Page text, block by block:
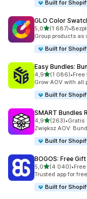
Built for
GLO Color
5,0na 5 gwiazdek
(1 687)
Łączna liczba
•
Group products
Built for
Easy Bundles:
4,9na 5 gwiazdek
(1 086)
Łączna liczba•Free
Grow AOV with all
Built for
SMART Bundles
4,9na 5 gwiazdek
(263)
Łączna liczba
•Gratis
Zwiększ AOV:
Built for
BOGOS: Free
5,0na 5 gwiazdek
(4 040)
Łączna liczba•
Trusted app for
Built for